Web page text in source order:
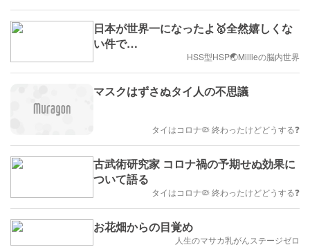
日本が世界一になったよ🥇全然嬉しくな
い件で…
HSS型HSP🌏Millieの脳内世界
マスクはずさぬタイ人の不思議
タイはコロナ🦠 終わったけどどうする❓
古武術研究家 コロナ禍の予期せぬ効果に
ついて語る
タイはコロナ🦠 終わったけどどうする❓
お花畑からの目覚め
人生のマサカ乳がんステージゼロ